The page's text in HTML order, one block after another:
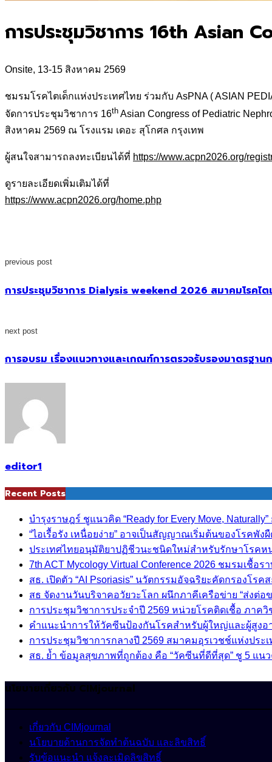
การประชุมวิชาการ 16th Asian
Onsite, 13-15 สิงหาคม 2569
ชมรมโรคไตเด็กแห่งประเทศไทย ร่วมกับ AsPNA ( ASIAN
จัดการประชุมวิชาการ 16th Asian Congress of Pediatric
สิงหาคม 2569 ณ โรงแรม เดอะ สุโกศล กรุงเทพ
ผู้สนใจสามารถลงทะเบียนได้ที่ https://www.acpn2026.org/
ดูรายละเอียดเพิ่มเติมได้ที่
https://www.acpn2026.org/home.php
previous post
การประชุมวิชาการ Dialysis weekend 2026 สมาคมโรคไ
next post
การอบรม เรื่องแนวทางและเกณฑ์การตรวจรับรองมาตรฐา
editor1
Recent Posts
บำรุงราษฎร์ ชูแนวคิด “Ready for Every Move,
“ไอเรื้อรัง เหนื่อยง่าย” อาจเป็นสัญญาณเริ่มต้นของโรค
ประเทศไทยอนุมัติยาปฏิชีวนะชนิดใหม่สำหรับรักษาโรคห
7th ACT Mycology Virtual Conference 2026 ชมรมเชื้อ
สธ. เปิดตัว “AI Psoriasis” นวัตกรรมอัจฉริยะคัดกรองโร
สธ จัดงานวันบริจาคอวัยวะโลก ผนึกภาคีเครือข่าย “ส่งต่
การประชุมวิชาการประจำปี 2569 หน่วยโรคติดเชื้อ ภา
คำแนะนำการให้วัคซีนป้องกันโรคสำหรับผู้ใหญ่และผู้สูงอ
การประชุมวิชาการกลางปี 2569 สมาคมอุรเวชช์แห่งประ
สธ. ย้ำ ข้อมูลสุขภาพที่ถูกต้อง คือ “วัคซีนที่ดีที่สุด” ชู 5 แน
นโยบายเกี่ยวกับ CIMjournal
เกี่ยวกับ CIMjournal
นโยบายด้านการจัดทำต้นฉบับ และลิขสิทธิ์
รับข้อแนะนำ แจ้งละเมิดลิขสิทธิ์